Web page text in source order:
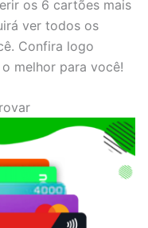
os 6 cartões mais
ver todos os
Confira logo
melhor para você!